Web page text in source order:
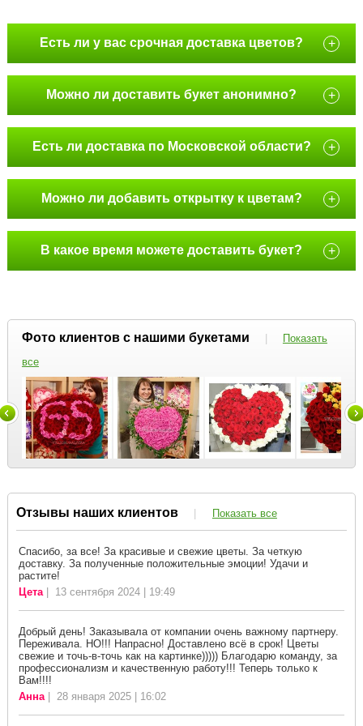
Есть ли у вас срочная доставка цветов? +
Можно ли доставить букет анонимно? +
Есть ли доставка по Московской области? +
Можно ли добавить открытку к цветам? +
В какое время можете доставить букет? +
Фото клиентов с нашими букетами |
Показать
все
Отзывы наших клиентов | Показать все
Спасибо, за все! За красивые и свежие цветы. За четкую
доставку. За полученные положительные эмоции! Удачи и
растите!
Цета| 13 сентября 2024 | 19:49
Добрый день! Заказывала от компании очень важному партнеру.
Переживала. НО!!! Напрасно! Доставлено всё в срок! Цветы
свежие и точь-в-точь как на картинке))))) Благодарю команду, за
профессионализм и качественную работу!!! Теперь только к
Вам!!!!
Анна| 28 января 2025 | 16:02